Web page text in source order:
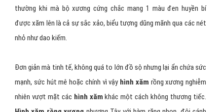
thường khi mà bộ xương cứng chắc mang 1 màu đen huyền bí
được xăm lên là cả sự sắc xảo, biểu tượng dũng mãnh qua các nét
nhỏ như dao kiếm.
Đơn giản mà tinh tế, không quá to lớn đồ sộ nhưng lại ẩn chứa sức
mạnh, sức hút mê hoặc chính vì vậyhình xăm rồng xương nghiễm
nhiên vượt mặt các hình xăm khác một cách không thương tiếc.